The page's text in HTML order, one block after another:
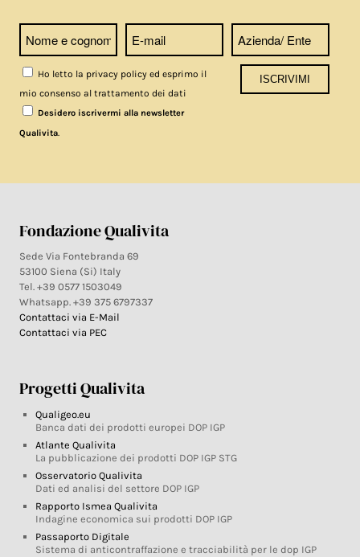
Ho letto la privacy policy ed esprimo il
mio consenso al trattamento dei dati
Desidero iscrivermi alla newsletter
Qualivita.
Fondazione Qualivita
Sede Via Fontebranda 69
53100 Siena (Si) Italy
Tel. +39 0577 1503049
Whatsapp. +39 375 6797337
Contattaci via E-Mail
Contattaci via PEC
Progetti Qualivita
Qualigeo.eu
Banca dati dei prodotti europei DOP IGP
Atlante Qualivita
La pubblicazione dei prodotti DOP IGP STG
Osservatorio Qualivita
Dati ed analisi del settore DOP IGP
Rapporto Ismea Qualivita
Indagine economica sui prodotti DOP IGP
Passaporto Digitale
Sistema di anticontraffazione e tracciabilità per le dop IGP